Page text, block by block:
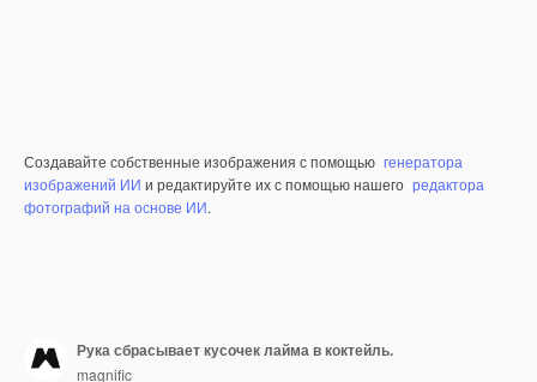
Создавайте собственные изображения с помощью генератора
изображений ИИ и редактируйте их с помощью нашего редактора
фотографий на основе ИИ.
Рука сбрасывает кусочек лайма в коктейль.
magnific